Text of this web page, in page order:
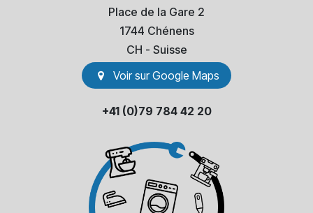
Place de la Gare 2
1744 Chénens
​CH - Suisse
Voir sur Go​​ogle Maps
+41 (0)79 784 42 20